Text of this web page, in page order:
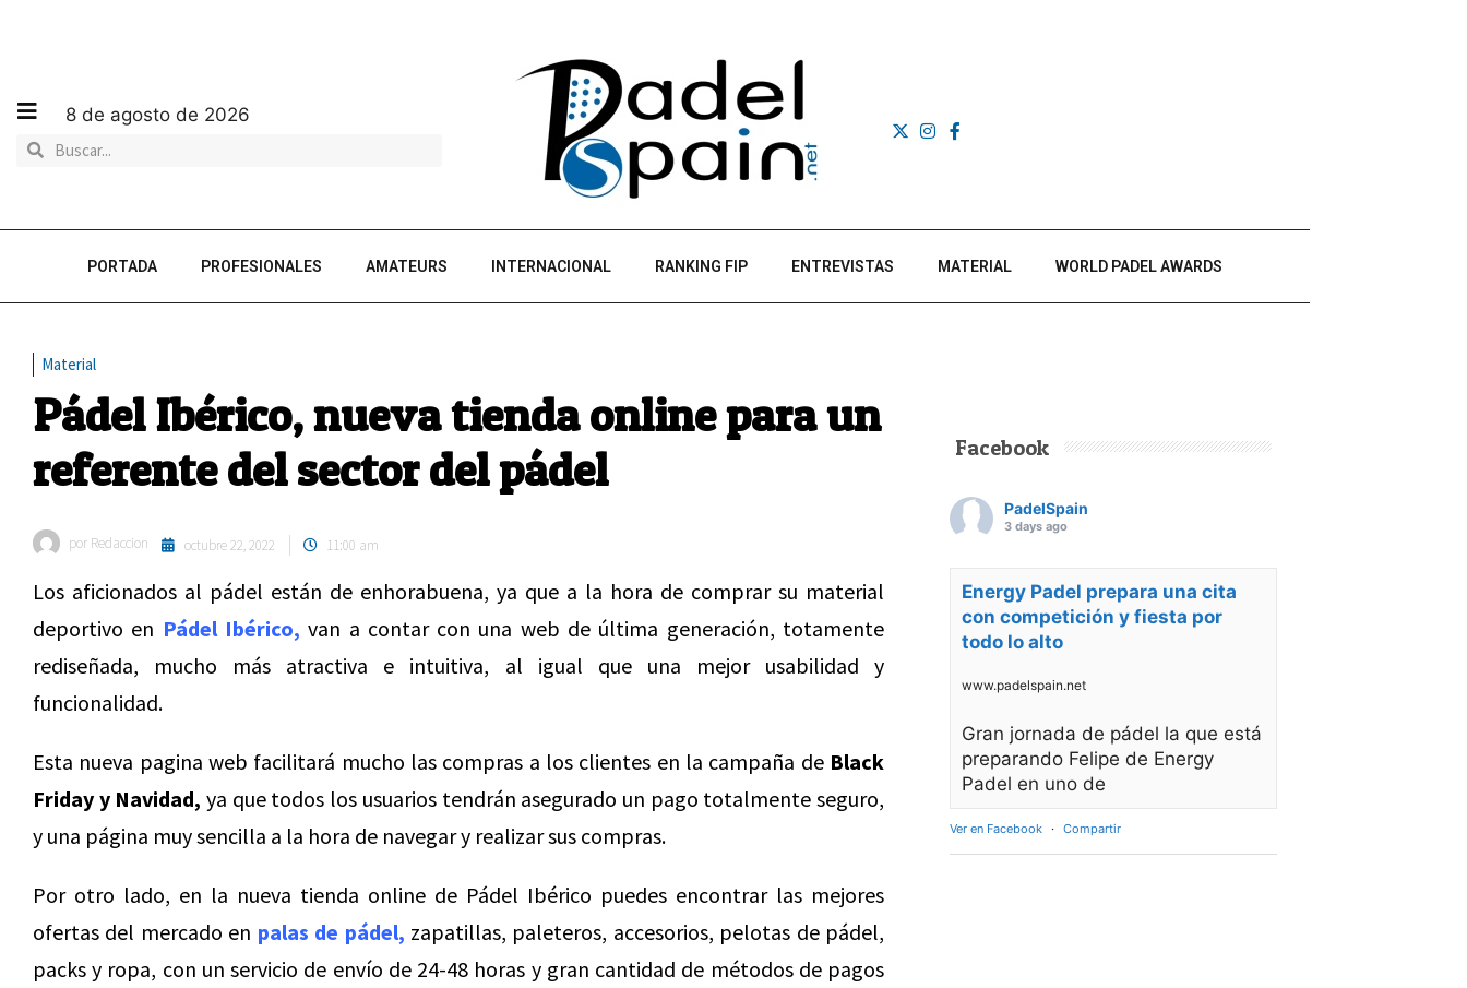
8 de agosto de 2026
PORTADA PROFESIONALES AMATEURS INTERNACIONAL RANKING FIP ENTREVISTAS MATERIAL WORLD PADEL AWARDS
Material
Pádel Ibérico, nueva tienda online para un
referente del sector del pádel
por Redaccion octubre 22, 2022 11:00 am
Los aficionados al pádel están de enhorabuena, ya que a la hora de comprar su material
deportivo en Pádel Ibérico, van a contar con una web de última generación, totamente
rediseñada, mucho más atractiva e intuitiva, al igual que una mejor usabilidad y
funcionalidad.
Esta nueva pagina web facilitará mucho las compras a los clientes en la campaña de Black
Friday y Navidad,ya que todos los usuarios tendrán asegurado un pago totalmente seguro,
y una página muy sencilla a la hora de navegar y realizar sus compras.
Por otro lado, en la nueva tienda online de Pádel Ibérico puedes encontrar las mejores
ofertas del mercado en palas de pádel, zapatillas, paleteros, accesorios, pelotas de pádel,
packs y ropa, con un servicio de envío de 24-48 horas y gran cantidad de métodos de pagos
Facebook
PadelSpain
3 days ago
Energy Padel prepara una cita
con competición y fiesta por
todo lo alto
www.padelspain.net
Gran jornada de pádel la que está
preparando Felipe de Energy
Padel en uno de
Ver en Facebook · Compartir